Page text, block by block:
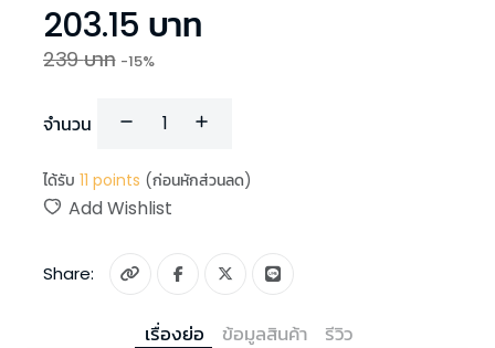
203.15 บาท
239บาท -15%
จำนวน
ได้รับ 11 points (ก่อนหักส่วนลด)
Add Wishlist
Share:
เรื่องย่อ ข้อมูลสินค้า รีวิว